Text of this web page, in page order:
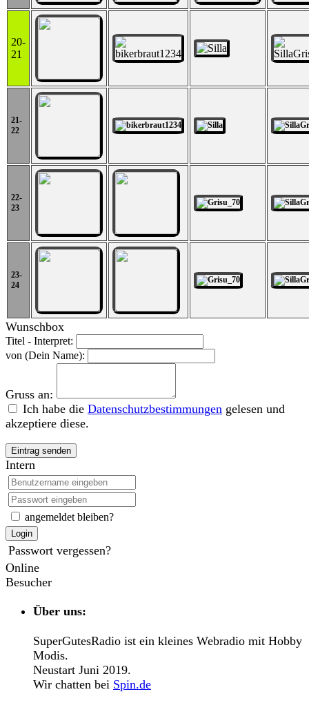
20-
21
21-
22
22-
23
23-
24
Wunschbox
Titel - Interpret:
von (Dein Name):
Gruss an:
Ich habe die Datenschutzbestimmungen gelesen und
akzeptiere diese.
Eintrag senden
Intern
angemeldet bleiben?
Login
Passwort vergessen?
Online
Besucher
Über uns:
SuperGutesRadio ist ein kleines Webradio mit Hobby
Modis.
Neustart Juni 2019.
Wir chatten bei Spin.de